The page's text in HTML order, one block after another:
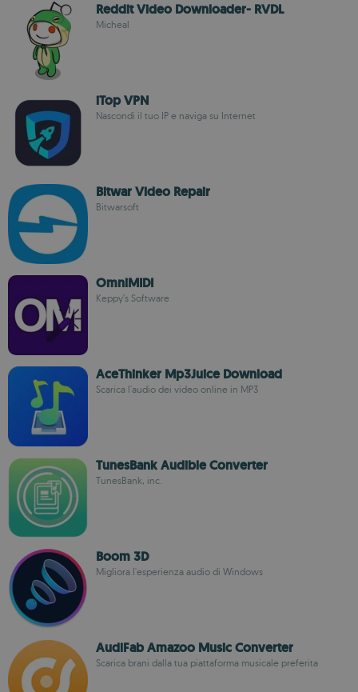
Reddit Video Downloader- RVDL
Micheal
iTop VPN
Nascondi il tuo IP e naviga su Internet
Bitwar Video Repair
Bitwarsoft
OmniMIDI
Keppy’s Software
AceThinker Mp3Juice Download
Scarica l'audio dei video online in MP3
TunesBank Audible Converter
TunesBank, inc.
Boom 3D
Migliora l'esperienza audio di Windows
AudiFab Amazoo Music Converter
Scarica brani dalla tua piattaforma musicale preferita